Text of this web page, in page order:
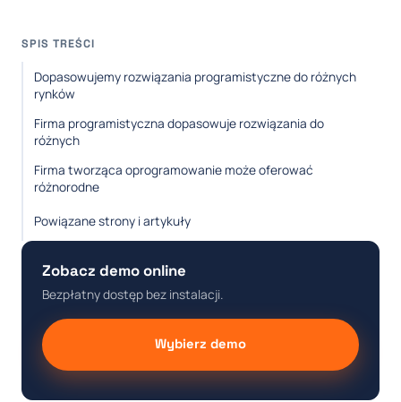
SPIS TREŚCI
Dopasowujemy rozwiązania programistyczne do różnych
rynków
Firma programistyczna dopasowuje rozwiązania do
różnych
Firma tworząca oprogramowanie może oferować
różnorodne
Powiązane strony i artykuły
Zobacz demo online
Bezpłatny dostęp bez instalacji.
Wybierz demo